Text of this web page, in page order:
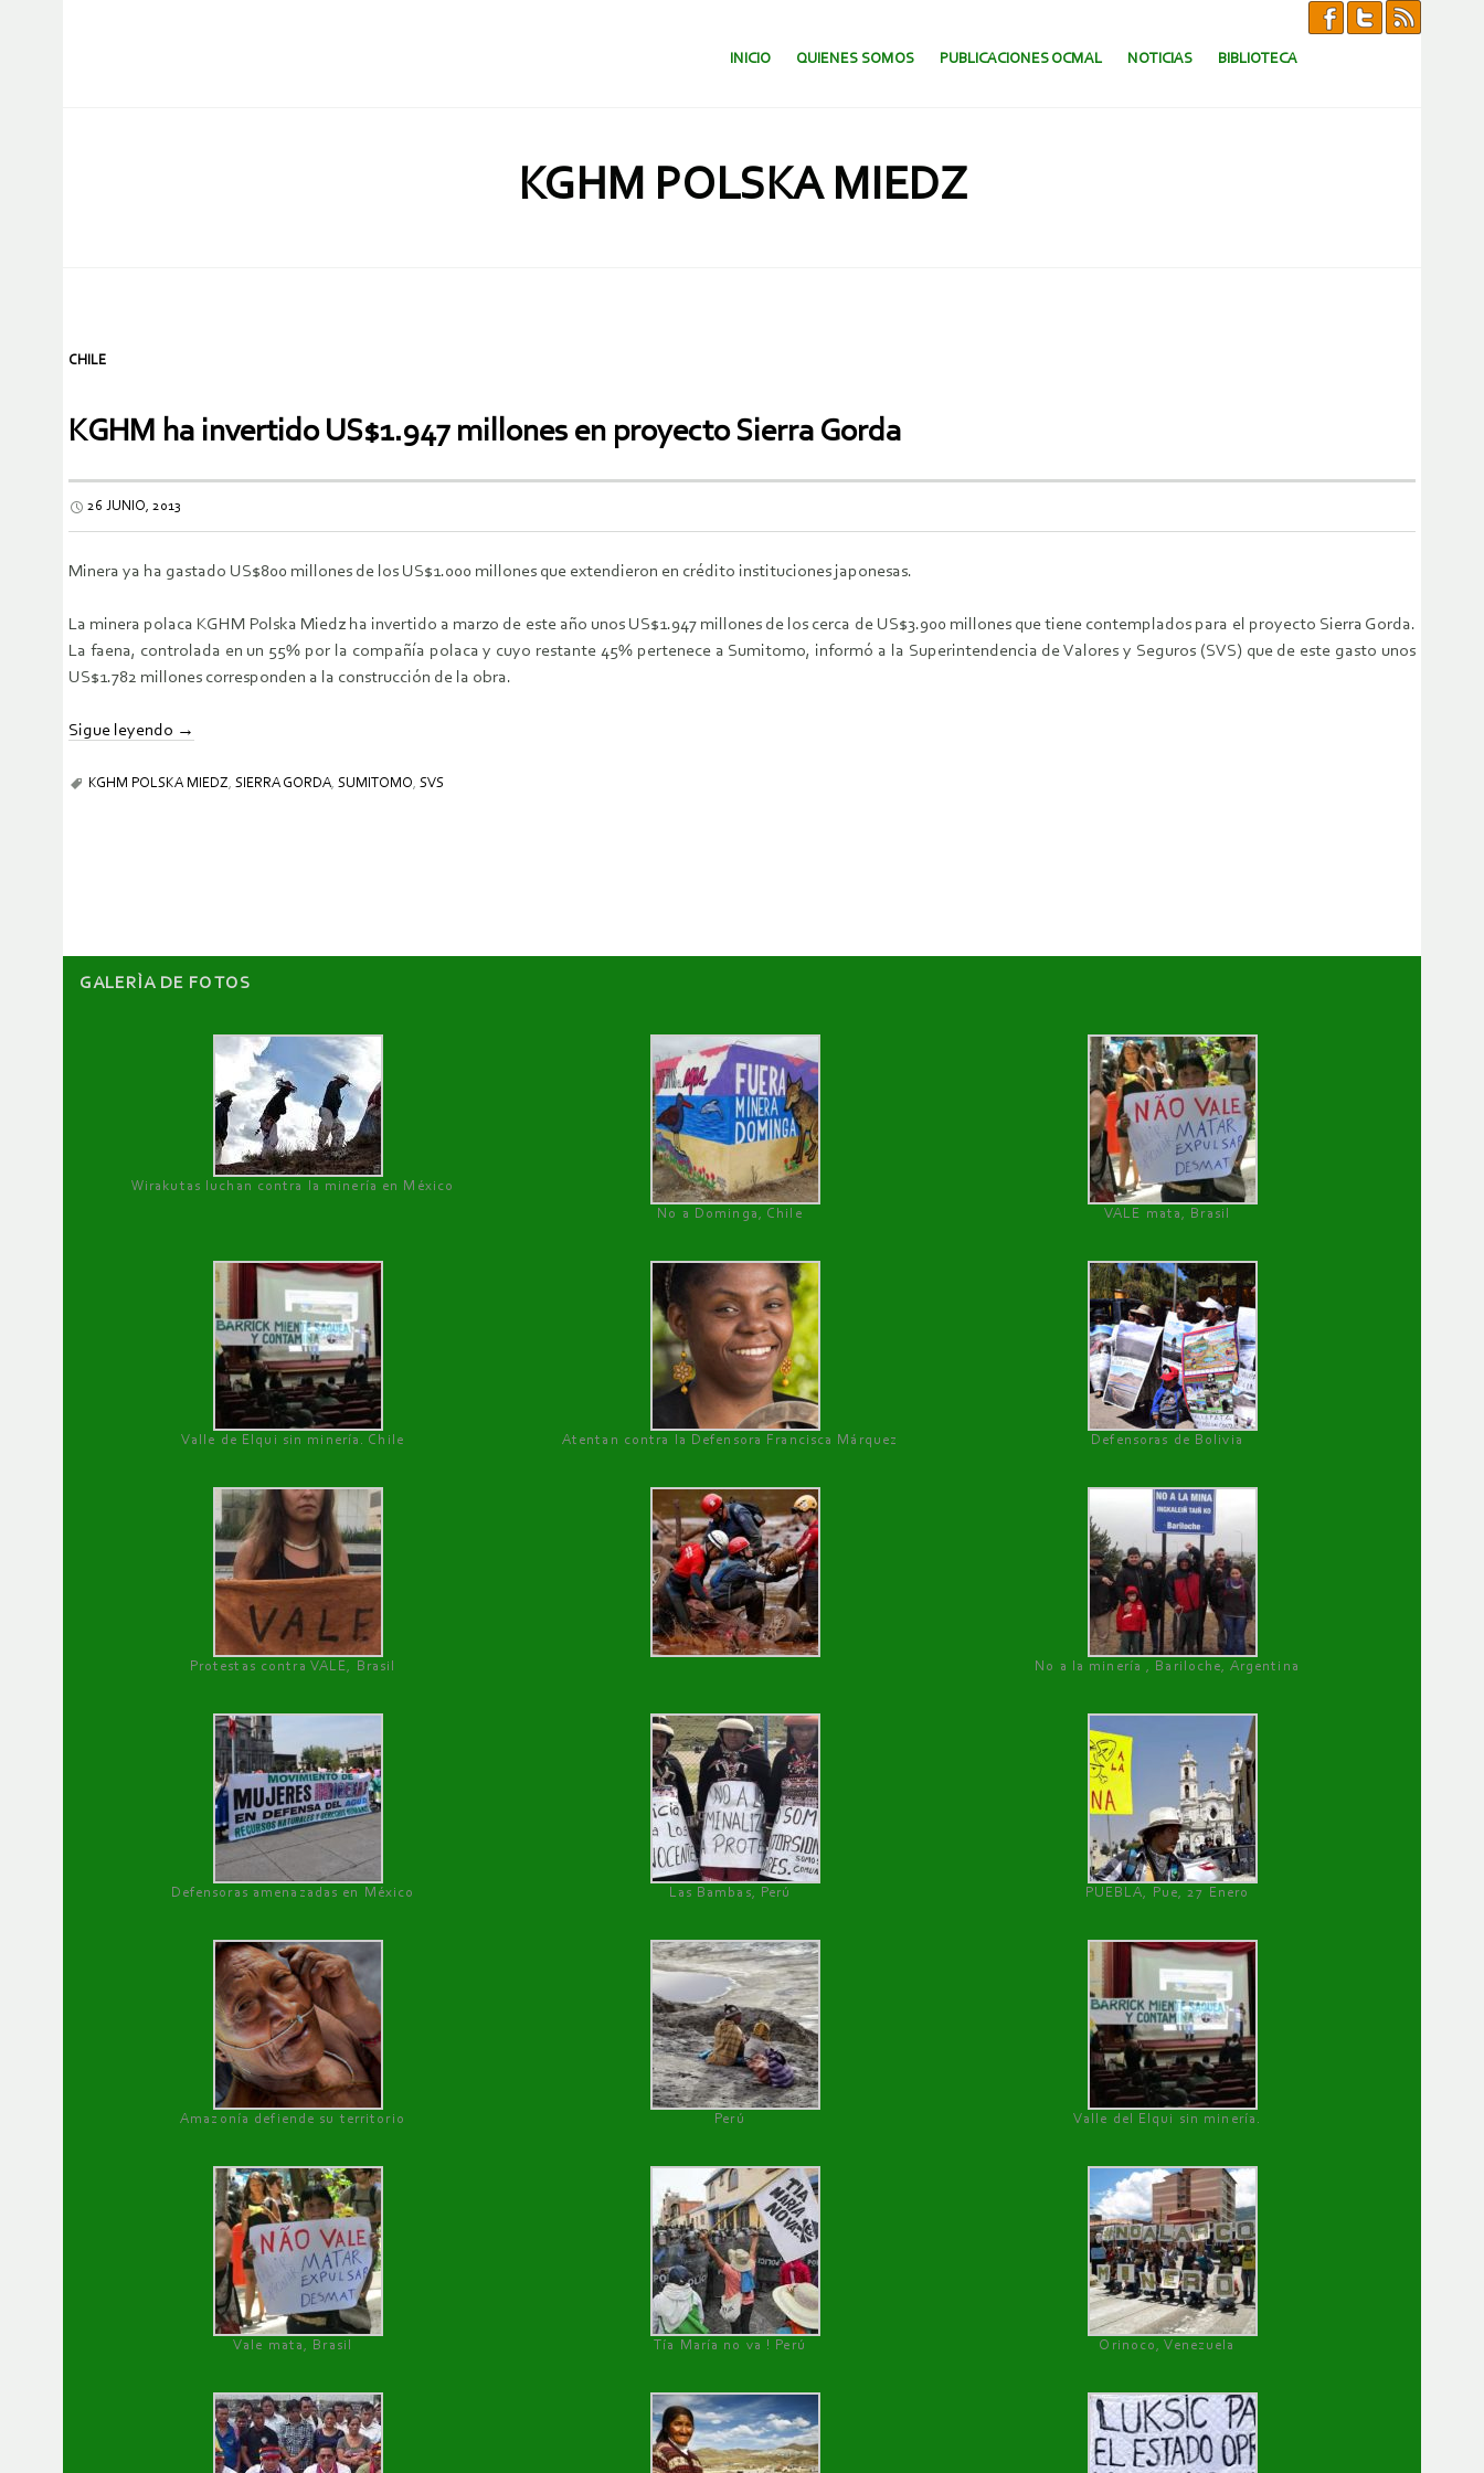
SALTAR AL CONTENIDO.
INICIO QUIENES SOMOS PUBLICACIONES OCMAL NOTICIAS BIBLIOTECA
KGHM POLSKA MIEDZ
CHILE
KGHM ha invertido US$1.947 millones en proyecto Sierra Gorda
26 JUNIO, 2013
Minera ya ha gastado US$800 millones de los US$1.000 millones que extendieron en crédito instituciones japonesas.
La minera polaca KGHM Polska Miedz ha invertido a marzo de este año unos US$1.947 millones de los cerca de US$3.900 millones que tiene contemplados para el proyecto Sierra Gorda.
La faena, controlada en un 55% por la compañía polaca y cuyo restante 45% pertenece a Sumitomo, informó a la Superintendencia de Valores y Seguros (SVS) que de este gasto unos
US$1.782 millones corresponden a la construcción de la obra.
Sigue leyendo →
KGHM POLSKA MIEDZ, SIERRA GORDA, SUMITOMO, SVS
GALERÌA DE FOTOS
Wirakutas luchan contra la minería en México
No a Dominga, Chile
VALE mata, Brasil
Valle de Elqui sin minería. Chile Atentan contra la Defensora Francisca Márquez Defensoras de Bolivia
Protestas contra VALE, Brasil No a la minería , Bariloche, Argentina
Defensoras amenazadas en México Las Bambas, Perú PUEBLA, Pue, 27 Enero
Amazonía defiende su territorio Perú Valle del Elqui sin minería.
Vale mata, Brasil Tía María no va ! Perú Orinoco, Venezuela